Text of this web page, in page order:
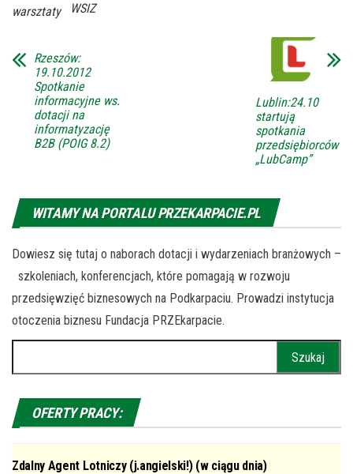
warsztaty
WSIZ
Rzeszów:
19.10.2012
Spotkanie
informacyjne ws.
dotacji na
informatyzację
B2B (POIG 8.2)
Lublin:24.10
startują
spotkania
przedsiębiorców
„LubCamp”
WITAMY NA PORTALU PRZEKARPACIE.PL
Dowiesz się tutaj o naborach dotacji i wydarzeniach branżowych –
szkoleniach, konferencjach, które pomagają w rozwoju
przedsięwzięć biznesowych na Podkarpaciu. Prowadzi instytucja
otoczenia biznesu Fundacja PRZEkarpacie.
OFERTY PRACY:
Zdalny Agent Lotniczy (j.angielski!) (w ciągu dnia)